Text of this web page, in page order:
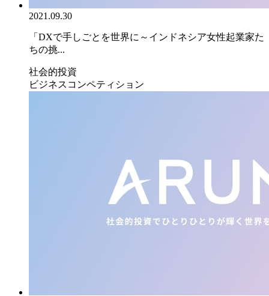
2021.09.30
「DXで手しごとを世界に～インドネシア女性起業家た
ちの挑...
社会的投資
ビジネスコンペティション